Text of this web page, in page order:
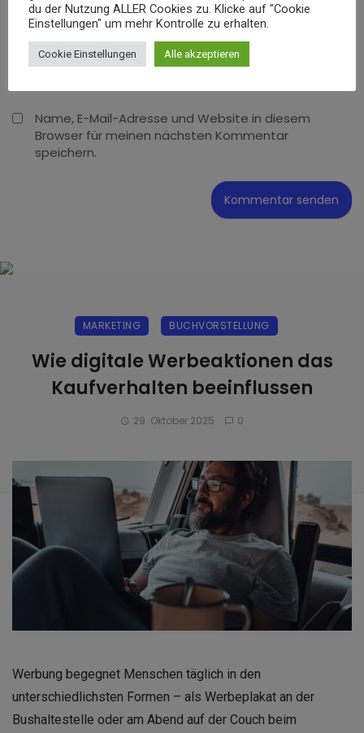
Name, E-Mail-Adresse und Website in diesem
Browser für meinen nächsten Kommentar
speichern.
MARKETING BUCHVORSTELLUNG
Wie digitale Werbeaktionen das
Kaufverhalten beeinflussen
29. Oktober 2025 0
Werbung begegnet Menschen täglich in den
unterschiedlichsten Formen – als Werbeplakat an der
Bushaltestelle oder am Abend auf der Couch beim
du der Nutzung ALLER Cookies zu. Klicke auf "Cookie
Einstellungen" um mehr Kontrolle zu erhalten.
Cookie Einstellungen Alle akzeptieren